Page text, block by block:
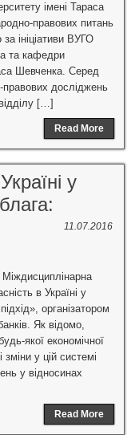
імені Тараса
правових питань
за ініціативи ВУГО
та кафедри
Шевченка. Серед
правових досліджень
[…]
Read More
у
11.07.2016
в Україні у
організатором
Як відомо,
якої економічної
зміни у цій системі
у відносинах
Read More